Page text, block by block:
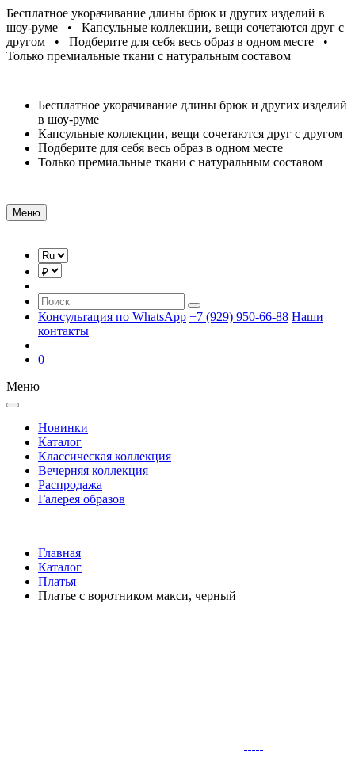
Бесплатное укорачивание длины брюк и других изделий в
шоу-руме • Капсульные коллекции, вещи сочетаются друг с
другом • Подберите для себя весь образ в одном месте •
Только премиальные ткани с натуральным составом
Бесплатное укорачивание длины брюк и других изделий
в шоу-руме
Капсульные коллекции, вещи сочетаются друг с другом
Подберите для себя весь образ в одном месте
Только премиальные ткани с натуральным составом
Меню
Консультация по WhatsApp +7 (929) 950-66-88 Наши
контакты
0
Меню
Новинки
Каталог
Классическая коллекция
Вечерняя коллекция
Распродажа
Галерея образов
Главная
Каталог
Платья
Платье с воротником макси, черный